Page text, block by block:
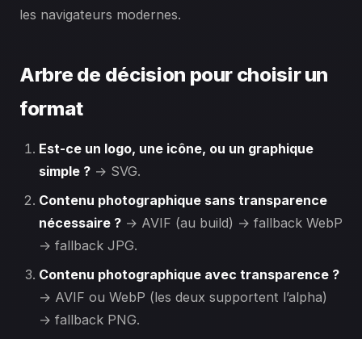
les navigateurs modernes.
Arbre de décision pour choisir un
format
Est-ce un logo, une icône, ou un graphique
simple ? → SVG.
Contenu photographique sans transparence
nécessaire ? → AVIF (au build) → fallback WebP
→ fallback JPG.
Contenu photographique avec transparence ?
→ AVIF ou WebP (les deux supportent l’alpha)
→ fallback PNG.